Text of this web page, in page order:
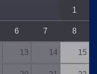
1
6 7 8
13 14 15